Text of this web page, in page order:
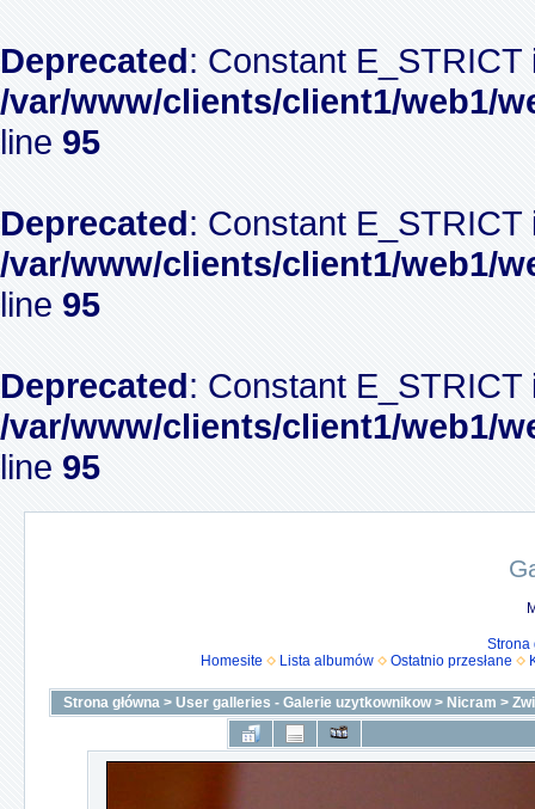
Deprecated: Constant
/var/www/clients/client1/web1/
line 95
Deprecated: Constant
/var/www/clients/client1/web1/
line 95
Deprecated: Constant
/var/www/clients/client1/web1/
line 95
Strona
Homesite
Lista albumów Ostatnio przesłane
Strona główna > User galleries - Galerie uzytkownikow> Nicram >